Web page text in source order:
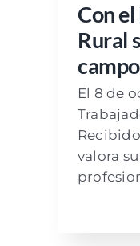
Con
Rural
El 8 de
valora